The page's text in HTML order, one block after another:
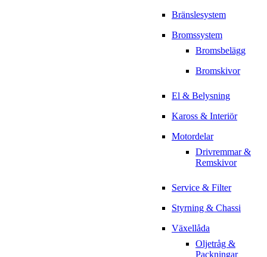
Bränslesystem
Bromssystem
Bromsbelägg
Bromskivor
El & Belysning
Kaross & Interiör
Motordelar
Drivremmar &
Remskivor
Service & Filter
Styrning & Chassi
Växellåda
Oljetråg &
Packningar